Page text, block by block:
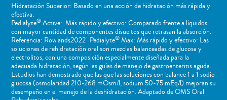
Hidratación Superior: Basado en una acción de hidratación más rápida y
efectiva.
Pedialyte®Active: Más rápido y efectivo: Comparado frente a líquidos
con mayor cantidad de componentes disueltos que retrasan la absorción.
Referencia: Rowlands2022 Pedialyte®Max: Más rápido y efectivo: Las
soluciones de rehidratación oral son mezclas balanceadas de glucosa y
electrolitos, con una composición especialmente diseñada para la
adecuada hidratación, según las guías de manejo de gastroenteritis aguda.
Estudios han demostrado que las que las soluciones con balance 1 a 1 sodio
glucosa (osmolaridad 210-268 mOsm/l, sodium 50-75 mEq/l) mejoran su
desempeño en el manejo de la deshidratación. Adaptado de OMS Oral